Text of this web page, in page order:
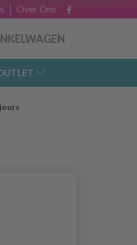
Over Ons